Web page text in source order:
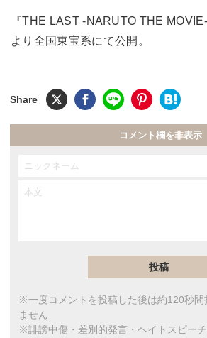
『THE LAST -NARUTO THE
より全国東宝系にて公開。
コメント欄を非表示
※一度コメントを投稿した後は約120秒間
ません
※誹謗中傷・差別的発言・ヘイトスピー